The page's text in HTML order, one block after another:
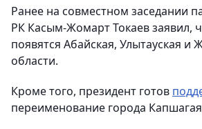
Ранее на совместном заседании
РК Касым-Жомарт Токаев заявил,
появятся Абайская, Улытауская и
области.
Кроме того, президент готов
переименование города